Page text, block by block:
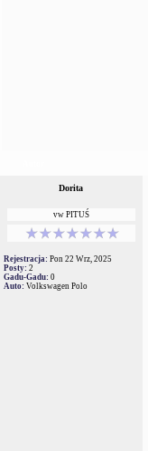
Dorita
vw PITUŚ
Rejestracja: Pon 22 Wrz, 2025
Posty: 2
Gadu-Gadu: 0
Auto: Volkswagen Polo